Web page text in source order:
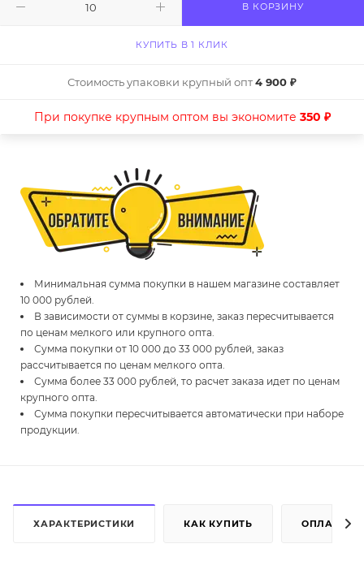
В КОРЗИНУ
КУПИТЬ В 1 КЛИК
Стоимость упаковки крупный опт4 900 ₽
При покупке крупным оптом вы экономите 350 ₽
Минимальная сумма покупки в нашем магазине составляет
10 000 рублей.
В зависимости от суммы в корзине, заказ пересчитывается
по ценам мелкого или крупного опта.
Сумма покупки от 10 000 до 33 000 рублей, заказ
рассчитывается по ценам мелкого опта.
Сумма более 33 000 рублей, то расчет заказа идет по ценам
крупного опта.
Сумма покупки пересчитывается автоматически при наборе
продукции.
ХАРАКТЕРИСТИКИ КАК КУПИТЬ ОПЛАТА